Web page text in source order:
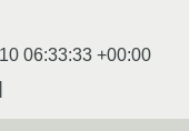
06:33:33 +00:00